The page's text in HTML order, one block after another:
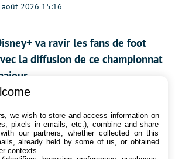
2026 15:16
va ravir les fans de foot
la diffusion de ce championnat
2026 12:51
Gemini va vous aider à
les problèmes de votre
, we wish to store and access information on
pixels in emails, etc.), combine and share
our partners, whether collected on this
already held by some of us, or obtained
contexts.